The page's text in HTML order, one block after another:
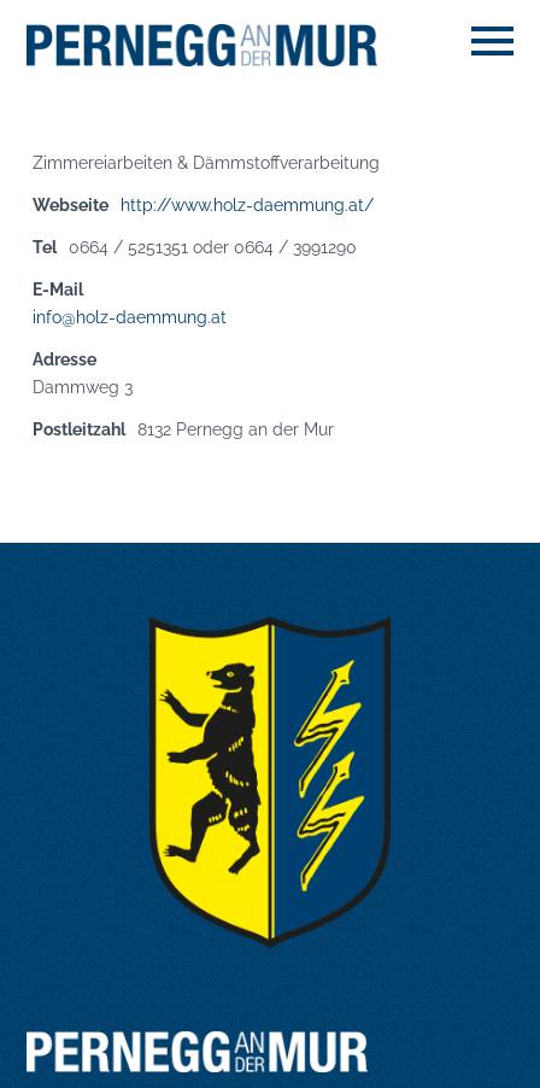
Zimmereiarbeiten & Dämmstoffverarbeitung
Webseite http://www.holz-daemmung.at/
Tel 0664 / 5251351 oder 0664 / 3991290
E-Mail
info@holz-daemmung.at
Adresse
Dammweg 3
Postleitzahl 8132 Pernegg an der Mur